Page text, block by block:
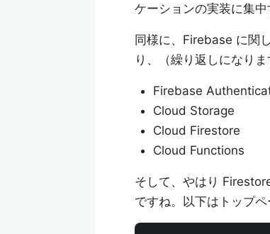
ケーションの実装に集中
同様に、Firebase に関
り、（繰り返しになり
Firebase
Cloud Storage
Cloud Firestore
Cloud Functions
そして、やはり
ですね。以下はトップ